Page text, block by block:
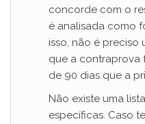
concorde com o
é analisada como
isso, não é preciso
que a contraprova
de 90 dias que a
Não existe uma
específicas. Caso